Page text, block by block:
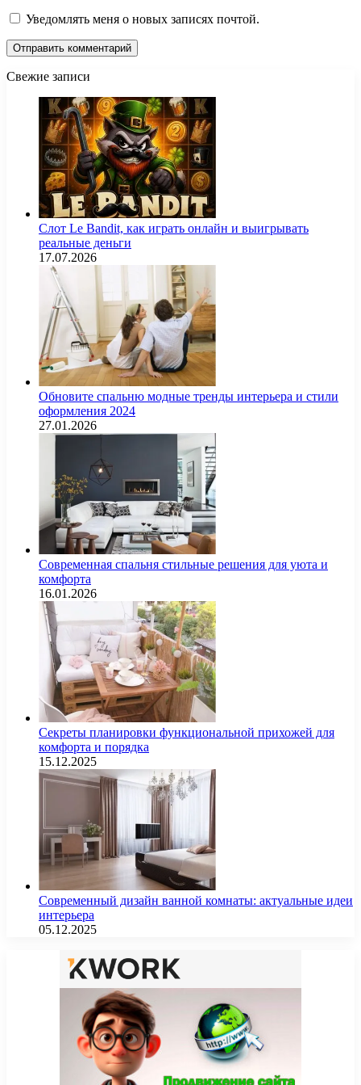
Уведомлять меня о новых записях почтой.
Свежие записи
Слот Le Bandit, как играть онлайн и выигрывать
реальные деньги
17.07.2026
Обновите спальню модные тренды интерьера и стили
оформления 2024
27.01.2026
Современная спальня стильные решения для уюта и
комфорта
16.01.2026
Секреты планировки функциональной прихожей для
комфорта и порядка
15.12.2025
Современный дизайн ванной комнаты: актуальные идеи
интерьера
05.12.2025